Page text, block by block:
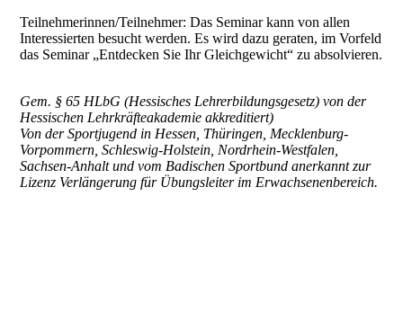
Teilnehmerinnen/Teilnehmer: Das Seminar kann von allen
Interessierten besucht werden. Es wird dazu geraten, im Vorfeld
das Seminar „Entdecken Sie Ihr Gleichgewicht“ zu absolvieren.
Gem. § 65 HLbG (Hessisches Lehrerbildungsgesetz) von der
Hessischen Lehrkräfteakademie akkreditiert)
Von der Sportjugend in Hessen, Thüringen, Mecklenburg-
Vorpommern, Schleswig-Holstein, Nordrhein-Westfalen,
Sachsen-Anhalt und vom Badischen Sportbund anerkannt zur
Lizenz Verlängerung für Übungsleiter im Erwachsenenbereich.